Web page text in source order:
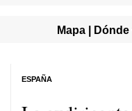
Mapa |
ESPAÑA